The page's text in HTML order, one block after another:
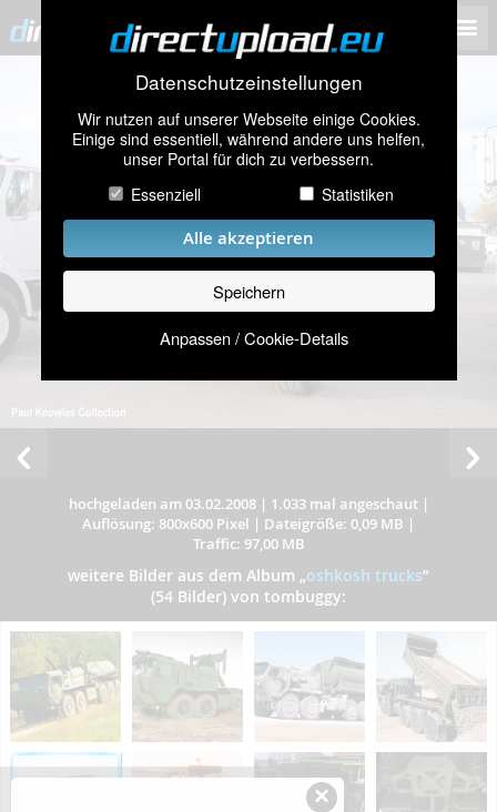
Datenschutzeinstellungen
Wir nutzen auf unserer Webseite einige Cookies.
Einige sind essentiell, während andere uns helfen,
unser Portal für dich zu verbessern.
Essenziell
Statistiken
Alle akzeptieren
Speichern
Anpassen / Cookie-Details
hochgeladen am 03.02.2008| 1.033 mal angeschaut|
Auflösung: 800x600 Pixel | Dateigröße: 0,09 MB |
Traffic: 97,00 MB
weitere Bilder aus dem Album „oshkosh trucks”
(54 Bilder) von tombuggy:
×